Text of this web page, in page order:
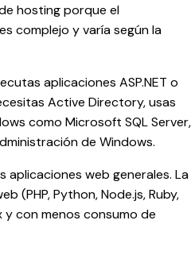
hosting porque el
complejo y varía según la
aplicaciones ASP.NET o
Active Directory, usas
como Microsoft SQL Server,
de Windows.
aplicaciones web generales. La
(PHP, Python, Node.js, Ruby,
y con menos consumo de